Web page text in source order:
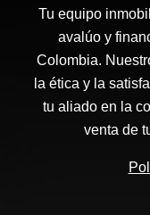
Tu equipo
avalúo y
Colombia.
la ética y la
tu aliado en la
venta de